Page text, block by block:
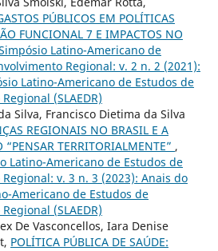
PÚBLICOS EM POLÍTICAS
FUNCIONAL 7 E IMPACTOS NO
Latino-Americano de
Regional: v. 2 n. 2 (2021):
Latino-Americano de Estudos de
(SLAEDR)
Silva, Francisco Dietima da Silva
REGIONAIS NO BRASIL E A
“PENSAR TERRITORIALMENTE” ,
Latino-Americano de Estudos de
v. 3 n. 3 (2023): Anais do
Americano de Estudos de
(SLAEDR)
De Vasconcellos, Iara Denise
POLÍTICA PÚBLICA DE SAÚDE: